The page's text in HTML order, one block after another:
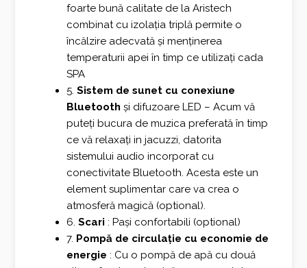
foarte bună calitate de la Aristech
combinat cu izolația triplă permite o
încălzire adecvată și menținerea
temperaturii apei în timp ce utilizați cada
SPA
5.Sistem de sunet cu conexiune
Bluetooth și difuzoare LED – Acum vă
puteți bucura de muzica preferată în timp
ce vă relaxați in jacuzzi, datorita
sistemului audio incorporat cu
conectivitate Bluetooth. Acesta este un
element suplimentar care va crea o
atmosferă magică (optional).
6.Scari : Pași confortabili (optional)
7. Pompă de circulație cu economie de
energie : Cu o pompă de apă cu două